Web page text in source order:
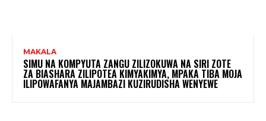
MAKALA
SIMU NA KOMPYUTA ZANGU ZILIZOKUWA NA SIRI ZOTE
ZA BIASHARA ZILIPOTEA KIMYAKIMYA, MPAKA TIBA MOJA
ILIPOWAFANYA MAJAMBAZI KUZIRUDISHA WENYEWE